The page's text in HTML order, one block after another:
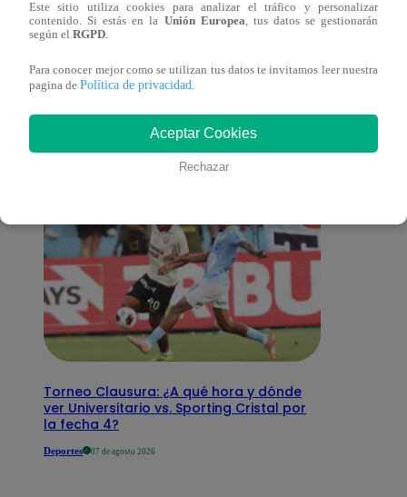
También te puede
interesar
Torneo Clausura: ¿A qué hora y dónde
ver Universitario vs. Sporting Cristal por
la fecha 4?
Deportes 07 de agosto 2026
Este sitio utiliza cookies para analizar el tráfico y personalizar
contenido. Si estás en la Unión Europea, tus datos se gestionarán
según el RGPD.
Para conocer mejor como se utilizan tus datos te invitamos leer nuestra
pagina de Política de privacidad.
Aceptar Cookies
Rechazar